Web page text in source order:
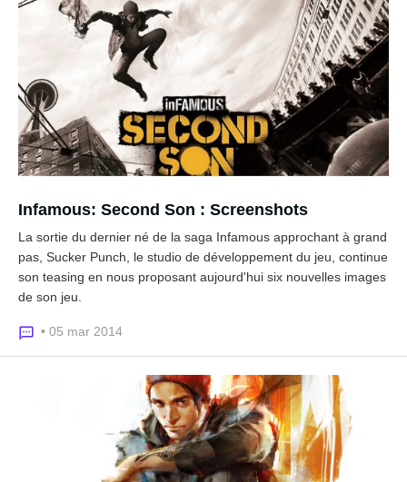
Infamous: Second Son : Screenshots
La sortie du dernier né de la saga Infamous approchant à grand
pas, Sucker Punch, le studio de développement du jeu, continue
son teasing en nous proposant aujourd'hui six nouvelles images
de son jeu.
• 05 mar 2014